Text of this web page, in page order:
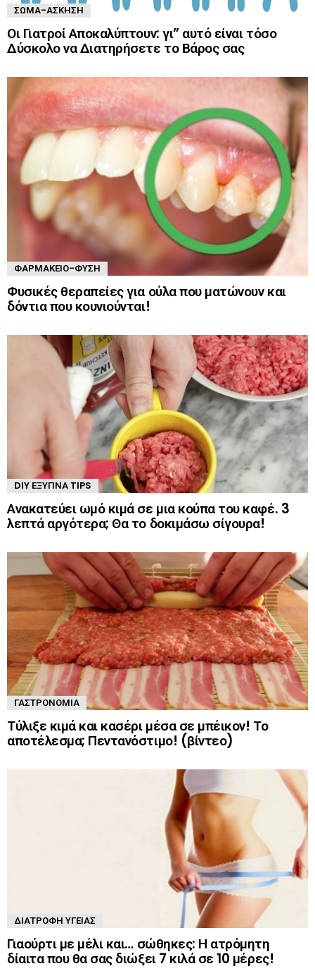
ΣΏΜΑ-ΆΣΚΗΣΗ
Οι Γιατροί Αποκαλύπτουν: γι” αυτό είναι τόσο
Δύσκολο να Διατηρήσετε το Βάρος σας
ΦΑΡΜΑΚΕΊΟ-ΦΎΣΗ
Φυσικές θεραπείες για ούλα που ματώνουν και
δόντια που κουνιούνται!
DIY ΈΞΥΠΝΑ TIPS
Ανακατεύει ωμό κιμά σε μια κούπα του καφέ. 3
λεπτά αργότερα; Θα το δοκιμάσω σίγουρα!
ΓΑΣΤΡΟΝΟΜΊΑ
Τύλιξε κιμά και κασέρι μέσα σε μπέικον! Το
αποτέλεσμα; Πεντανόστιμο! (βίντεο)
ΔΙΑΤΡΟΦΉ ΥΓΕΊΑΣ
Γιαούρτι με μέλι και… σώθηκες: Η ατρόμητη
δίαιτα που θα σας διώξει 7 κιλά σε 10 μέρες!